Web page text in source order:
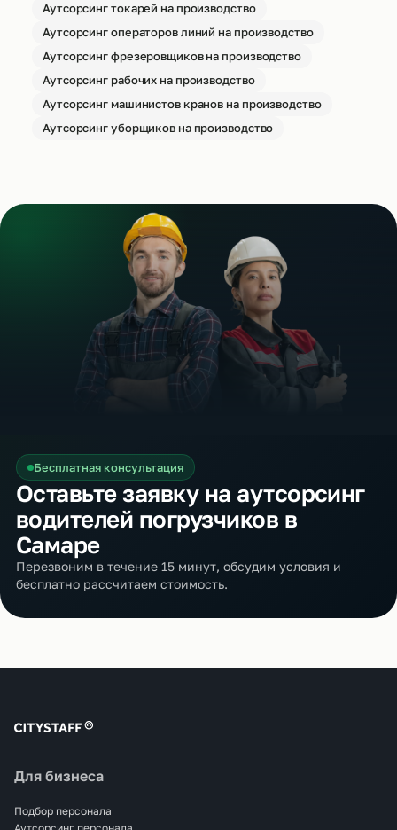
Аутсорсинг токарей на производство
Аутсорсинг операторов линий на производство
Аутсорсинг фрезеровщиков на производство
Аутсорсинг рабочих на производство
Аутсорсинг машинистов кранов на производство
Аутсорсинг уборщиков на производство
Бесплатная консультация
Оставьте заявку на аутсорсинг
водителей погрузчиков в
Самаре
Перезвоним в течение 15 минут, обсудим условия и
бесплатно рассчитаем стоимость.
Для бизнеса
Подбор персонала